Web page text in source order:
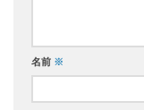
名前 ※